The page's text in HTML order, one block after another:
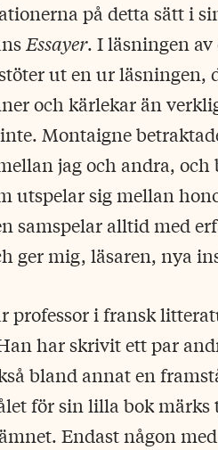
på detta sätt i
Essayer. I läsningen
ut en ur läsningen,
och kärlekar än
Montaigne
jag och andra,
utspelar sig mellan
samspelar alltid med
ger mig, läsaren, nya
professor i fransk
har skrivit ett par
bland annat en
för sin lilla bok
Endast någon